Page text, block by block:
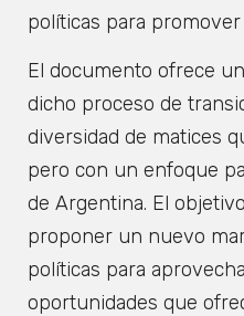
políticas para
El documento ofrece
dicho proceso de
diversidad de matices
pero con un enfoque
de Argentina. El
proponer un nuevo
políticas para
oportunidades que